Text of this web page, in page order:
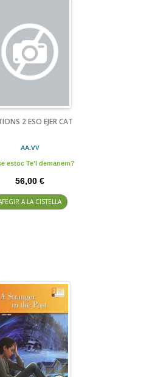
2 ESO EJER CAT
AA.VV
estoc Te'l demanem?
56,00 €
A LA CISTELLA